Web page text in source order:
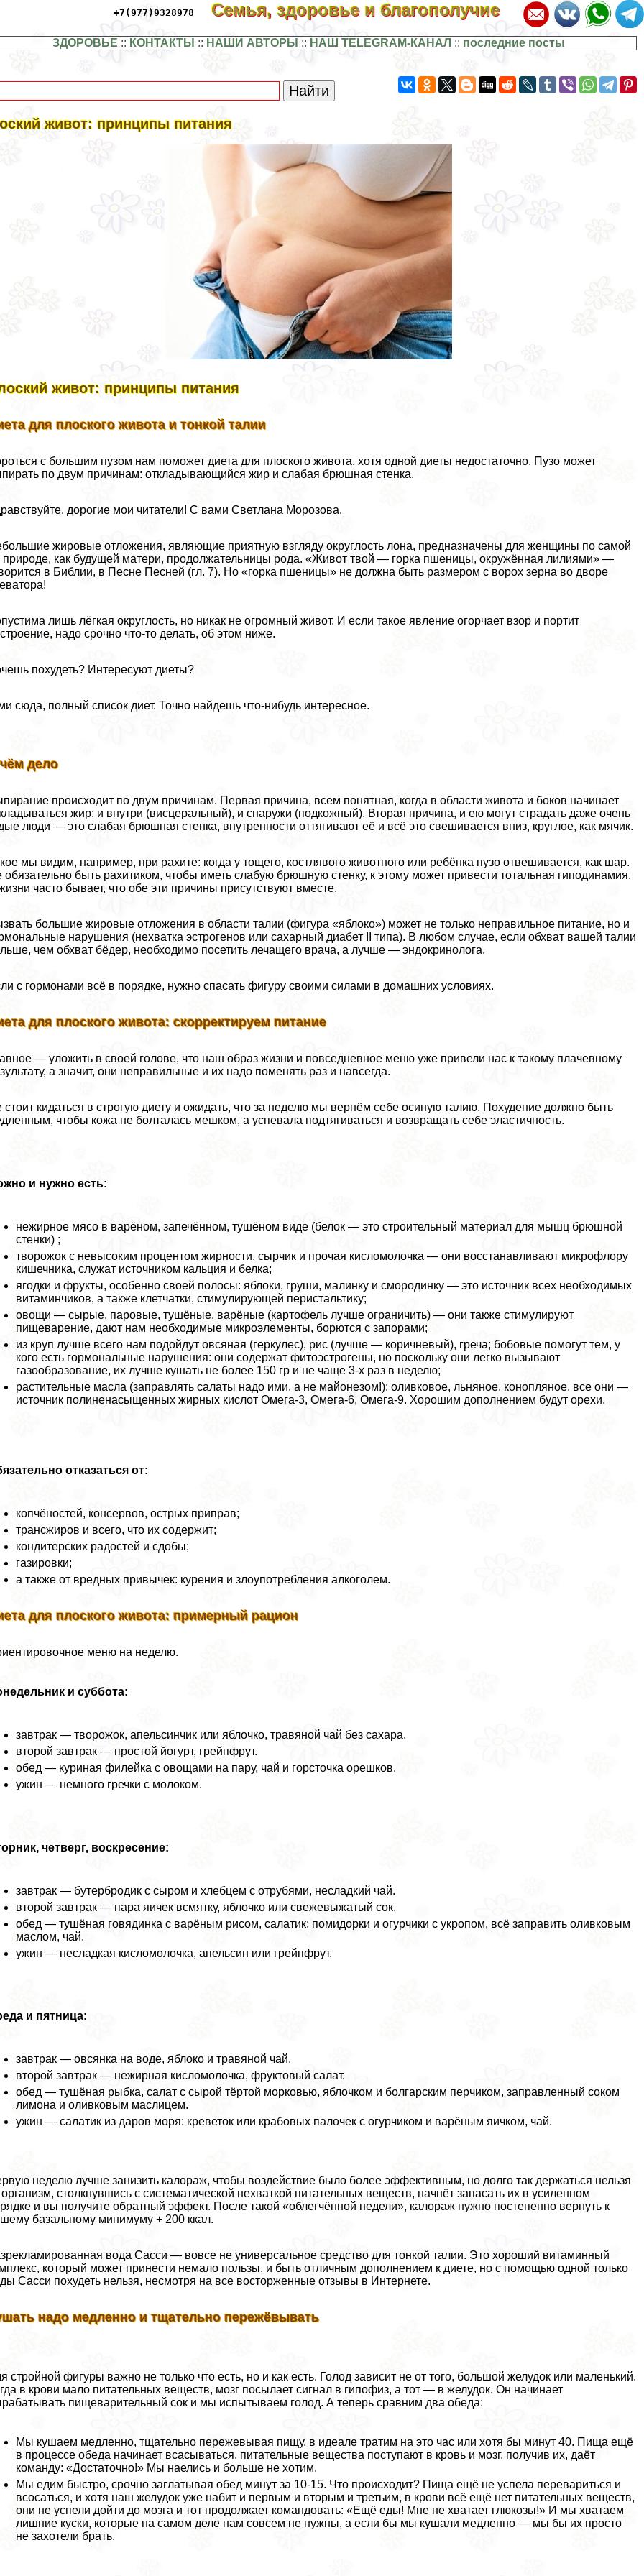
+7(977)9328978 Семья, здоровье и благополучие
ЗДОРОВЬЕ :: КОНТАКТЫ :: НАШИ АВТОРЫ :: НАШ TELEGRAM-КАНАЛ :: последние посты
живот: принципы питания
живот: принципы питания
для плоского живота и тонкой талии
с большим пузом нам поможет диета для плоского живота, хотя одной диеты недостаточно. Пузо может
по двум причинам: откладывающийся жир и слабая брюшная стенка.
дорогие мои читатели! С вами Светлана Морозова.
жировые отложения, являющие приятную взгляду округлость лона, предназначены для женщины по самой
природе, как будущей матери, продолжательницы рода. «Живот твой — горка пшеницы, окружённая лилиями» —
в Библии, в Песне Песней (гл. 7). Но «горка пшеницы» не должна быть размером с ворох зерна во дворе
лишь лёгкая округлость, но никак не огромный живот. И если такое явление огорчает взор и портит
надо срочно что-то делать, об этом ниже.
похудеть? Интересуют диеты?
сюда, полный список диет. Точно найдешь что-нибудь интересное.
дело
происходит по двум причинам. Первая причина, всем понятная, когда в области живота и боков начинает
жир: и внутри (висцеральный), и снаружи (подкожный). Вторая причина, и ею могут страдать даже очень
люди — это слабая брюшная стенка, внутренности оттягивают её и всё это свешивается вниз, круглое, как мячик.
мы видим, например, при рахите: когда у тощего, костлявого животного или ребёнка пузо отвешивается, как шар.
обязательно быть рахитиком, чтобы иметь слабую брюшную стенку, к этому может привести тотальная гиподинамия.
часто бывает, что обе эти причины присутствуют вместе.
большие жировые отложения в области талии (фигура «яблоко») может не только неправильное питание, но и
нарушения (нехватка эстрогенов или сахарный диабет II типа). В любом случае, если обхват вашей талии
чем обхват бёдер, необходимо посетить лечащего врача, а лучше — эндокринолога.
с гормонами всё в порядке, нужно спасать фигуру своими силами в домашних условиях.
для плоского живота: скорректируем питание
— уложить в своей голове, что наш образ жизни и повседневное меню уже привели нас к такому плачевному
а значит, они неправильные и их надо поменять раз и навсегда.
стоит кидаться в строгую диету и ожидать, что за неделю мы вернём себе осиную талию. Похудение должно быть
чтобы кожа не болталась мешком, а успевала подтягиваться и возвращать себе эластичность.
и нужно есть:
нежирное мясо в варёном, запечённом, тушёном виде (белок — это строительный материал для мышц брюшной
стенки) ;
творожок с невысоким процентом жирности, сырчик и прочая кисломолочка — они восстанавливают микрофлору
кишечника, служат источником кальция и белка;
ягодки и фрукты, особенно своей полосы: яблоки, груши, малинку и смородинку — это источник всех необходимых
витаминчиков, а также клетчатки, стимулирующей перистальтику;
овощи — сырые, паровые, тушёные, варёные (картофель лучше ограничить) — они также стимулируют
пищеварение, дают нам необходимые микроэлементы, борются с запорами;
из круп лучше всего нам подойдут овсяная (геркулес), рис (лучше — коричневый), греча; бобовые помогут тем, у
кого есть гормональные нарушения: они содержат фитоэстрогены, но поскольку они легко вызывают
газообразование, их лучше кушать не более 150 гр и не чаще 3-х раз в неделю;
растительные масла (заправлять салаты надо ими, а не майонезом!): оливковое, льняное, конопляное, все они —
источник полиненасыщенных жирных кислот Омега-3, Омега-6, Омега-9. Хорошим дополнением будут орехи.
отказаться от:
копчёностей, консервов, острых приправ;
трaнcжиров и всего, что их содержит;
кондитерских радостей и сдобы;
газировки;
а также от вредных привычек: курения и злоупотрeбления алкоголем.
для плоского живота: примерный рацион
меню на неделю.
и суббота:
завтpaк — творожок, апельсинчик или яблочко, травяной чай без сахара.
второй завтpaк — простой йогурт, грейпфрут.
обед — куриная филейка с овощами на пару, чай и горсточка орешков.
ужин — немного гречки с молоком.
четверг, воскресение:
завтpaк — бутербродик с сыром и хлебцем с отрубями, несладкий чай.
второй завтpaк — пара яичек всмятку, яблочко или свежевыжатый сок.
обед — тушёная говядинка с варёным рисом, салатик: помидорки и огурчики с укропом, всё заправить оливковым
маслом, чай.
ужин — несладкая кисломолочка, апельсин или грейпфрут.
и пятница:
завтpaк — овсянка на воде, яблоко и травяной чай.
второй завтpaк — нежирная кисломолочка, фруктовый салат.
обед — тушёная рыбка, салат с сырой тёртой морковью, яблочком и болгарским перчиком, заправленный соком
лимона и оливковым маслицем.
ужин — салатик из даров моря: креветок или крабовых палочек с огурчиком и варёным яичком, чай.
неделю лучше занизить калораж, чтобы воздействие было более эффективным, но долго так держаться нельзя
столкнувшись с систематической нехваткой питательных веществ, начнёт запасать их в усиленном
и вы получите обратный эффект. После такой «облегчённой недели», калораж нужно постепенно вернуть к
базальному минимуму + 200 ккал.
вода Сасси — вовсе не универсальное средство для тонкой талии. Это хороший витаминный
который может принести немало пользы, и быть отличным дополнением к диете, но с помощью одной только
Сасси похудеть нельзя, несмотря на все восторженные отзывы в Интернете.
надо медленно и тщательно пережёвывать
стройной фигуры важно не только что есть, но и как есть. Голод зависит не от того, большой желудок или маленький.
в крови мало питательных веществ, мозг посылает сигнал в гипофиз, а тот — в желудок. Он начинает
пищеварительный сок и мы испытываем голод. А теперь сравним два обеда:
Мы кушаем медленно, тщательно пережевывая пищу, в идеале тратим на это час или хотя бы минут 40. Пища ещё
в процессе обеда начинает всасываться, питательные вещества поступают в кровь и мозг, получив их, даёт
комaнду: «Достаточно!» Мы наелись и больше не хотим.
Мы едим быстро, срочно заглатывая обед минут за 10-15. Что происходит? Пища ещё не успела перевариться и
всосаться, и хотя наш желудок уже набит и первым и вторым и третьим, в крови всё ещё нет питательных веществ,
они не успели дойти до мозга и тот продолжает комaндовать: «Ещё еды! Мне не хватает глюкозы!» И мы хватаем
лишние куски, которые на самом деле нам совсем не нужны, а если бы мы кушали медленно — мы бы их просто
не захотели брать.